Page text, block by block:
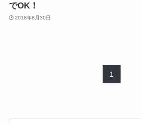
でOK！
2018年8月30日
1